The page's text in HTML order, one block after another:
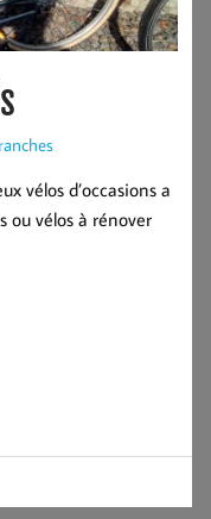
vélos d’occasions a
ou vélos à rénover